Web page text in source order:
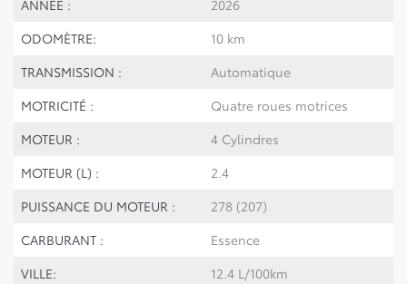
ANNÉE :
2026
ODOMÈTRE:
10 km
TRANSMISSION :
Automatique
MOTRICITÉ :
Quatre roues motrices
MOTEUR :
4 Cylindres
MOTEUR (L) :
2.4
PUISSANCE DU MOTEUR :
278 (207)
CARBURANT :
Essence
VILLE:
12.4 L/100km